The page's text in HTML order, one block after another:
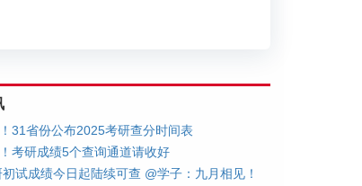
31省份公布2025考研查分时间表
考研成绩5个查询通道请收好
试成绩今日起陆续可查 @学子：九月相见！